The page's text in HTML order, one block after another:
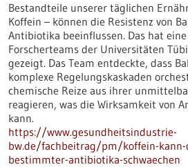
Bestandteile unserer täglichen
Koffein – können die Resistenz von
Antibiotika beeinflussen. Das hat
Forscherteams der Universitäten
gezeigt. Das Team entdeckte, dass
komplexe Regelungskaskaden
chemische Reize aus ihrer
reagieren, was die Wirksamkeit von
kann.
https://www.gesundheitsindustrie-
bw.de/fachbeitrag/pm/koffein-kann-
bestimmter-antibiotika-schwaechen